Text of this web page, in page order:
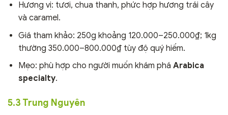
Hương vị: tươi, chua thanh, phức hợp hương trái cây
và caramel.
Giá tham khảo: 250g khoảng 120.000–250.000₫; 1kg
thường 350.000–800.000₫ tùy độ quý hiếm.
Mẹo: phù hợp cho người muốn khám phá Arabica
specialty.
5.3 Trung Nguyên